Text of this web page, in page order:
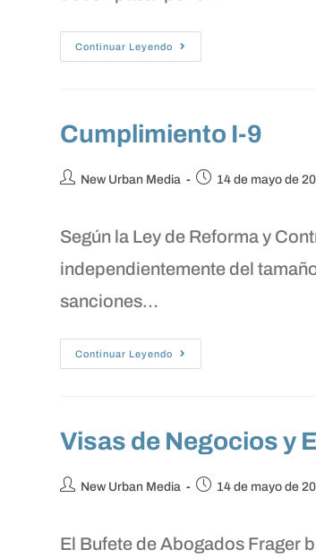
Continuar Leyendo
Cumplimiento I-9
New Urban Media 14 de mayo de
Según la Ley de Reforma y
independientemente del
sanciones…
Continuar Leyendo
Visas de Negocios y
New Urban Media 14 de mayo de
El Bufete de Abogados Frager